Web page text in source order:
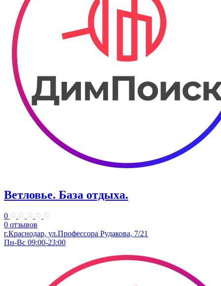
Ветловье. База отдыха.
0
0 отзывов
г.Краснодар, ул.Профессора Рудакова, 7/21
Пн-Вс 09:00-23:00